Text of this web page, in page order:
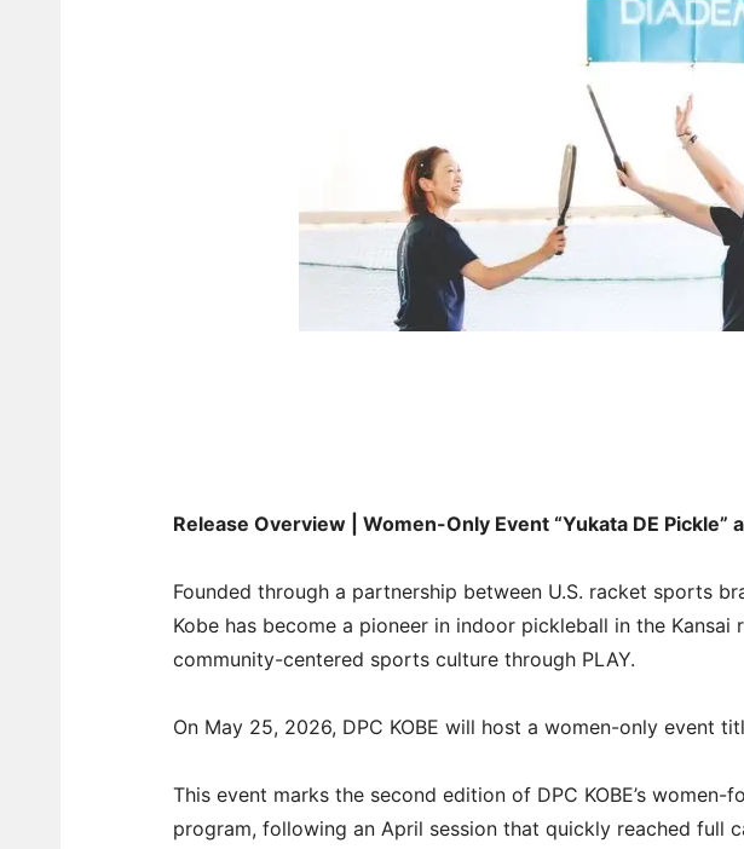
Release Overview | Women-Only Event “Yukata DE Pickle”
Founded through a partnership between U.S. racket sports
Kobe has become a pioneer in indoor pickleball in the Kansai
community-centered sports culture through PLAY.
On May 25, 2026, DPC KOBE will host a women-only event
This event marks the second edition of DPC KOBE’s
program, following an April session that quickly reached full